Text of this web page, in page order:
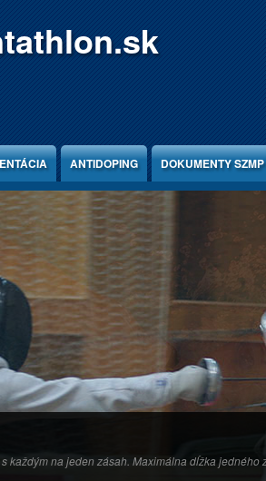
ANTIDOPING DOKUMENTY SZMP
každým na jeden zásah. Maximálna dĺžka jedného